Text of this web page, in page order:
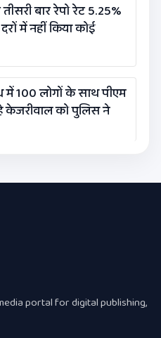
बार रेपो रेट 5.25%
में नहीं किया कोई
में 100 लोगों के साथ पीएम
केजरीवाल को पुलिस ने
portal for digital publishing,